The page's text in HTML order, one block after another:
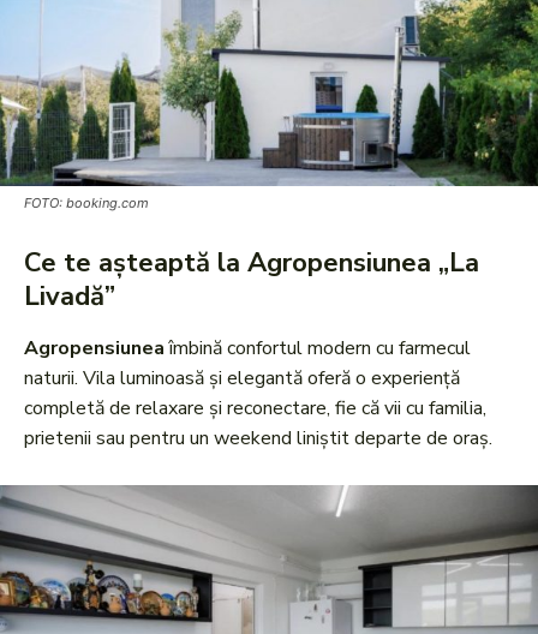
FOTO: booking.com
Ce te așteaptă la Agropensiunea „La
Livadă”
Agropensiuneaîmbină confortul modern cu farmecul
naturii. Vila luminoasă și elegantă oferă o experiență
completă de relaxare și reconectare, fie că vii cu familia,
prietenii sau pentru un weekend liniștit departe de oraș.